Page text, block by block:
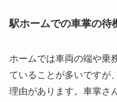
駅ホームでの車掌の待
ホームでは車両の端や乗
ていることが多いですが
理由があります。車掌さ